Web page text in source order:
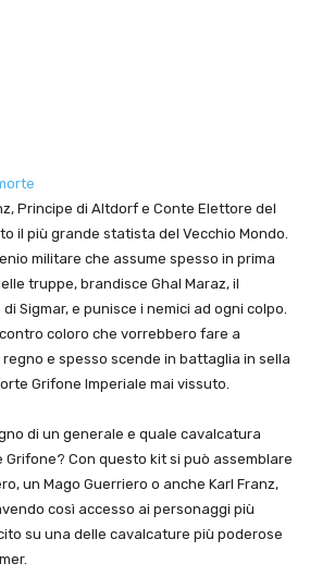
Principe di Altdorf e Conte Elettore del
il più grande statista del Vecchio Mondo.
militare che assume spesso in prima
truppe, brandisce Ghal Maraz, il
Sigmar, e punisce i nemici ad ogni colpo.
coloro che vorrebbero fare a
e spesso scende in battaglia in sella
Grifone Imperiale mai vissuto.
di un generale e quale cavalcatura
Con questo kit si può assemblare
un Mago Guerriero o anche Karl Franz,
così accesso ai personaggi più
su una delle cavalcature più poderose